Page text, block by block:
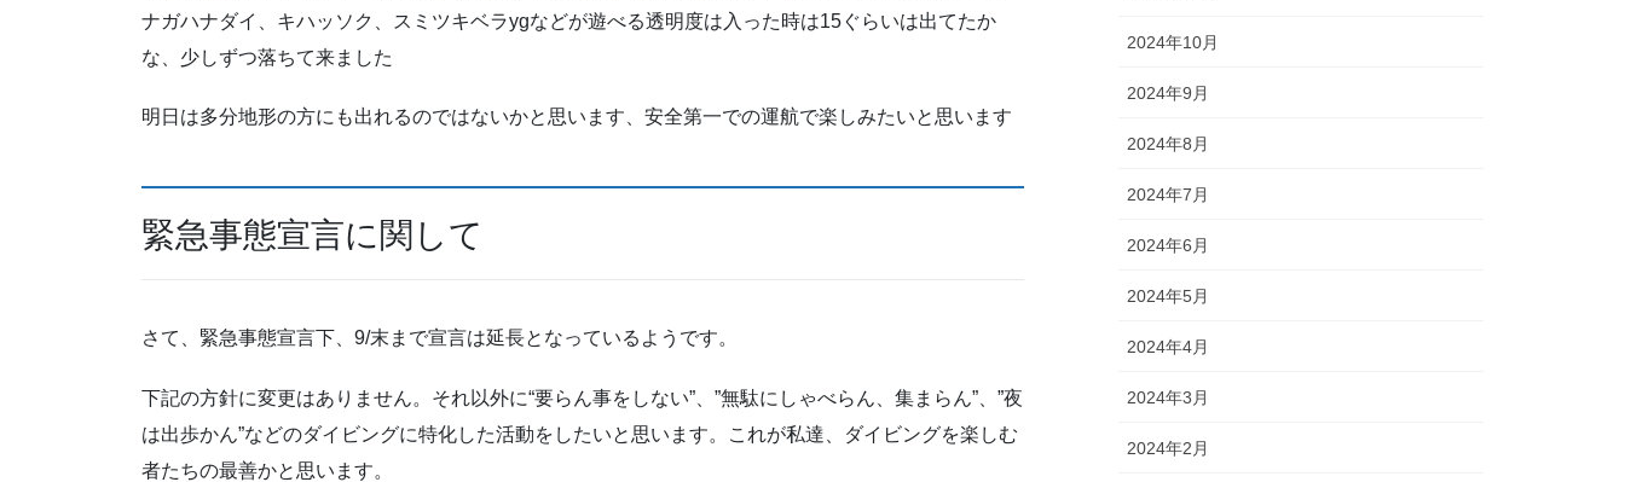
ナガハナダイ、キハッソク、スミツキベラygなどが遊べる透明度は入った時は15ぐらいは出てたか
な、少しずつ落ちて来ました
明日は多分地形の方にも出れるのではないかと思います、安全第一での運航で楽しみたいと思います
緊急事態宣言に関して
さて、緊急事態宣言下、9/末まで宣言は延長となっているようです。
下記の方針に変更はありません。それ以外に“要らん事をしない”、”無駄にしゃべらん、集まらん”、”夜
は出歩かん”などのダイビングに特化した活動をしたいと思います。これが私達、ダイビングを楽しむ
者たちの最善かと思います。
2024年10月
2024年9月
2024年8月
2024年7月
2024年6月
2024年5月
2024年4月
2024年3月
2024年2月